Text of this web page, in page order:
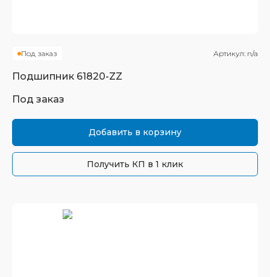
Под заказ Артикул: n/a
Подшипник 61820-ZZ
Под заказ
Добавить в корзину
Получить КП в 1 клик